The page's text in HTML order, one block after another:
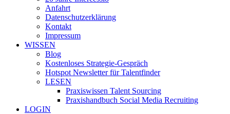
Anfahrt
Datenschutzerklärung
Kontakt
Impressum
WISSEN
Blog
Kostenloses Strategie-Gespräch
Hotspot Newsletter für Talentfinder
LESEN
Praxiswissen Talent Sourcing
Praxishandbuch Social Media Recruiting
LOGIN